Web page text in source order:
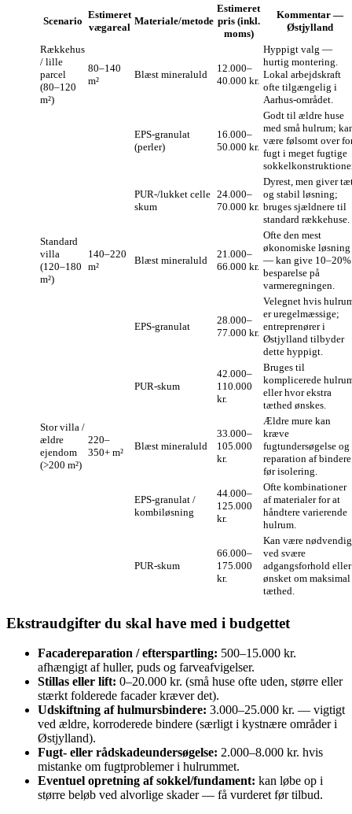
Scenario
Estimeret
vægareal
Materiale/metode
Estimeret
pris (inkl.
moms)
Kommentar —
Østjylland
Rækkehus
/ lille
parcel
(80–120
m²)
80–140
m²
Blæst mineraluld
12.000–
40.000 kr.
Hyppigt valg —
hurtig montering.
Lokal arbejdskraft
ofte tilgængelig i
Aarhus-området.
EPS‑granulat
(perler)
16.000–
50.000 kr.
Godt til ældre huse
med små hulrum;
være følsomt over
fugt i meget fugtige
PUR‑/lukket celle
skum
24.000–
70.000 kr.
Dyrest, men giver
og stabil løsning;
bruges sjældnere til
standard rækkehuse.
Standard
villa
(120–180
m²)
140–220
m²
Blæst mineraluld
21.000–
66.000 kr.
Ofte den mest
økonomiske løsning
— kan give 10–20%
besparelse på
varmeregningen.
EPS‑granulat
28.000–
77.000 kr.
Velegnet hvis
er uregelmæssige;
entreprenører i
Østjylland tilbyder
dette hyppigt.
PUR‑skum
42.000–
110.000
kr.
Bruges til
komplicerede
eller hvor ekstra
tæthed ønskes.
Stor villa /
ældre
ejendom
(>200 m²)
220–
350+ m²
Blæst mineraluld
33.000–
105.000
kr.
Ældre mure kan
kræve
fugtundersøgelse og
reparation af bindere
før isolering.
EPS‑granulat /
kombiløsning
44.000–
125.000
kr.
Ofte kombinationer
af materialer for at
håndtere varierende
hulrum.
PUR‑skum
66.000–
175.000
kr.
Kan være
ved svære
adgangsforhold eller
ønsket om maksimal
tæthed.
Ekstraudgifter du skal have med i budgettet
Facadereparation / efterspartling: 500–15.000 kr.
afhængigt af huller, puds og farveafvigelser.
Stillas eller lift: 0–20.000 kr. (små huse ofte uden, større eller
stærkt folderede facader kræver det).
Udskiftning af hulmursbindere: 3.000–25.000 kr. — vigtigt
ved ældre, korroderede bindere (særligt i kystnære områder i
Østjylland).
Fugt- eller rådskadeundersøgelse: 2.000–8.000 kr. hvis
mistanke om fugtproblemer i hulrummet.
Eventuel opretning af sokkel/fundament: kan løbe op i
større beløb ved alvorlige skader — få vurderet før tilbud.